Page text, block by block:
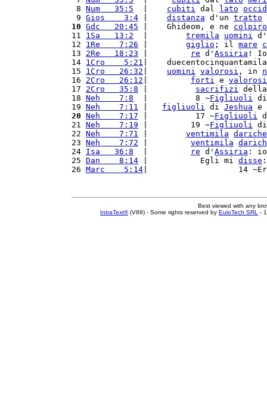
8 Num   35:5 cubiti dal lato
9 Gios    3:4 distanza d'un tratto
10 Gdc   20:45 |    Ghideom, e ne
11 1Sa   13:2 tremila uomini d'
12 1Re    7:26 giglio ; il mare
13 2Re   18:23 re d' Assiria !
14 1Cro    5:21 |
15 1Cro   26:32 uomini valorosi , in
16 2Cro   26:12 forti e valorosi
17 2Cro   35:8 sacrifizi
18 Neh    7:8
  |          8 ~
Figliuoli
19 Neh    7:11 figliuoli di Jeshua e
20 Neh    7:17 |          17 ~Figliuoli
21 Neh    7:19 |         19 ~Figliuoli
22 Neh    7:71 ventimila dariche
23 Neh    7:72 ventimila
24 Isa   36:8 re d' Assiria :
25 Dan    8:14 |           Egli mi disse
26 Marc    5:14 |                   14
Best viewed with any
IntraText®(V89) - Some rights reserved by EuloTech SRL -